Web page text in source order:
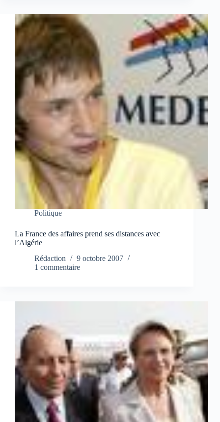
Politique
La France des affaires prend ses distances avec
l’Algérie
Rédaction
9 octobre 2007
1 commentaire